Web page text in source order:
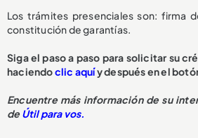
Los trámites presenciales son: firma
constitución de garantías.
Siga el paso a paso para solicitar su
haciendoclic aquíy después en el
Encuentre más información de su
deÚtil para vos.